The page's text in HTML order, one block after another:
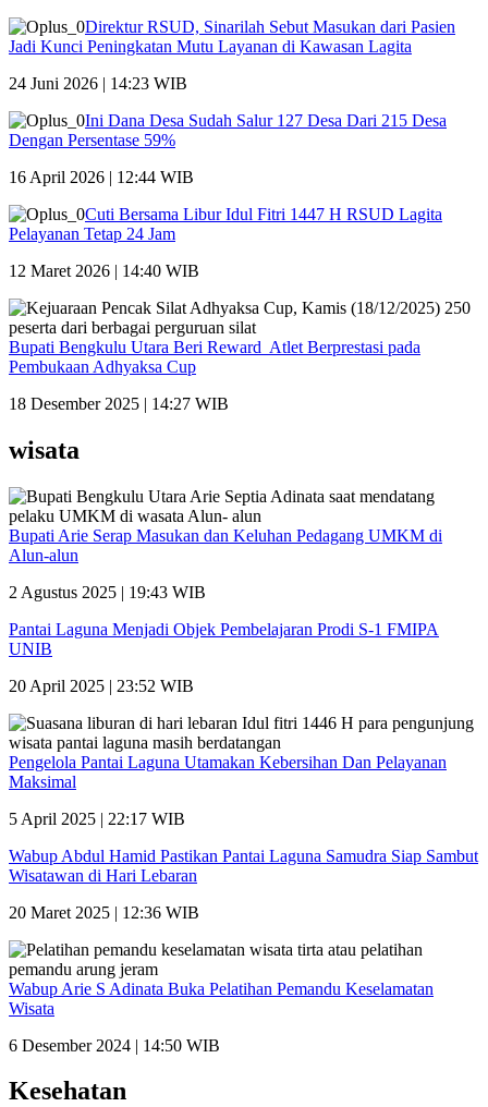
Direktur RSUD, Sinarilah Sebut Masukan dari Pasien
Jadi Kunci Peningkatan Mutu Layanan di Kawasan Lagita
24 Juni 2026 | 14:23 WIB
Ini Dana Desa Sudah Salur 127 Desa Dari 215 Desa
Dengan Persentase 59%
16 April 2026 | 12:44 WIB
Cuti Bersama Libur Idul Fitri 1447 H RSUD Lagita
Pelayanan Tetap 24 Jam
12 Maret 2026 | 14:40 WIB
Bupati Bengkulu Utara Beri Reward Atlet Berprestasi pada
Pembukaan Adhyaksa Cup
18 Desember 2025 | 14:27 WIB
wisata
Bupati Arie Serap Masukan dan Keluhan Pedagang UMKM di
Alun-alun
2 Agustus 2025 | 19:43 WIB
Pantai Laguna Menjadi Objek Pembelajaran Prodi S-1 FMIPA
UNIB
20 April 2025 | 23:52 WIB
Pengelola Pantai Laguna Utamakan Kebersihan Dan Pelayanan
Maksimal
5 April 2025 | 22:17 WIB
Wabup Abdul Hamid Pastikan Pantai Laguna Samudra Siap Sambut
Wisatawan di Hari Lebaran
20 Maret 2025 | 12:36 WIB
Wabup Arie S Adinata Buka Pelatihan Pemandu Keselamatan
Wisata
6 Desember 2024 | 14:50 WIB
Kesehatan